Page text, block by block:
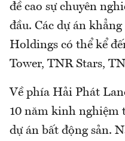
đề cao sự chuyên
đầu. Các dự án
Holdings có thể kể
Tower, TNR Stars,
Về phía Hải Phát
10 năm kinh nghiệm
dự án bất động sản.